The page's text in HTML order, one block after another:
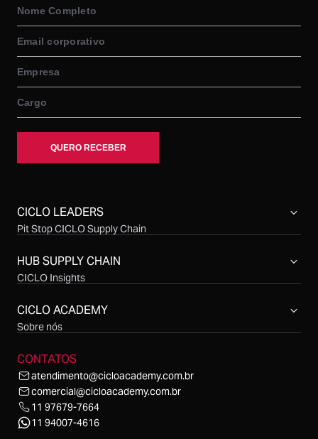
CICLO LEADERS
Pit Stop CICLO Supply Chain
Simpósio CICLO Supply Chain
HUB SUPPLY CHAIN
CICLO Insights
CICLO Talks
CICLO Cast
CICLO ACADEMY
Sobre nós
CONTATOS
atendimento@cicloacademy.com.br
comercial@cicloacademy.com.br
11 97679-7664
11 94007-4616